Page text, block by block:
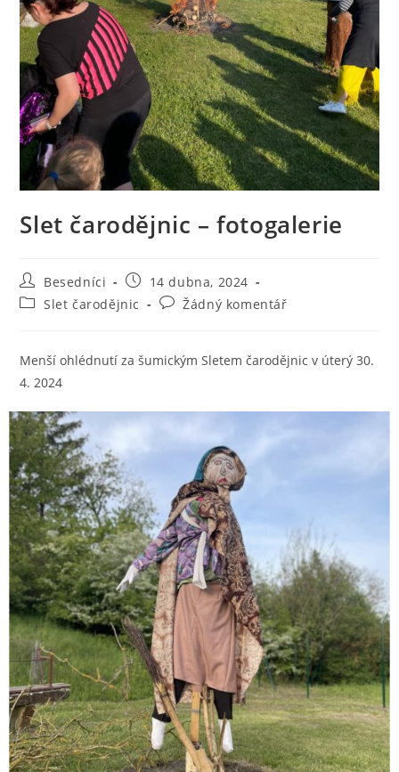
Slet čarodějnic – fotogalerie
Autor
příspěvku
Besedníci
Příspěvek
byl
publikován
14 dubna, 2024
RubrikySlet čarodějnic
Komentáře
Žádný komentář
Menší ohlédnutí za šumickým Sletem čarodějnic v úterý 30.
4. 2024